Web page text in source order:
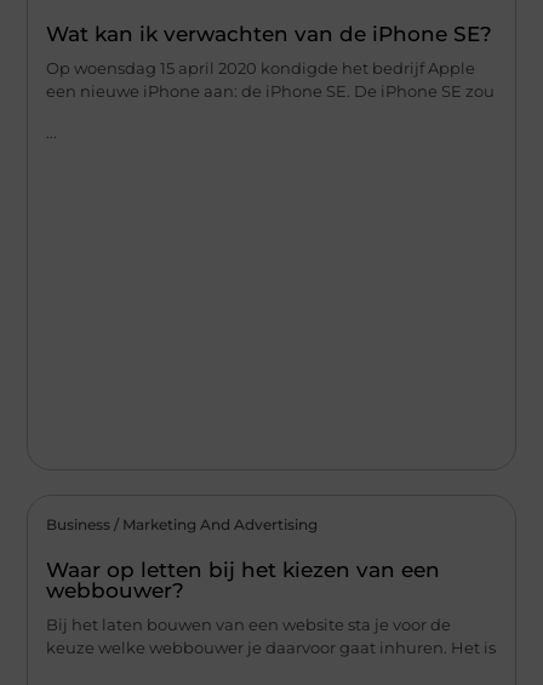
Wat kan ik verwachten van de iPhone SE?
Op woensdag 15 april 2020 kondigde het bedrijf Apple
een nieuwe iPhone aan: de iPhone SE. De iPhone SE zou
Business / Marketing And Advertising
Waar op letten bij het kiezen van een
webbouwer?
Bij het laten bouwen van een website sta je voor de
keuze welke webbouwer je daarvoor gaat inhuren. Het is